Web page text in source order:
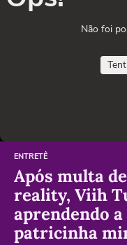
Não foi
ENTRETÊ
Após multa
reality, Viih
aprendendo
patricinha